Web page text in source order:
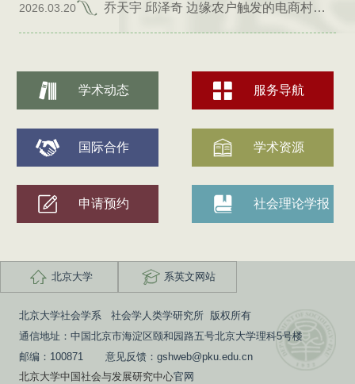
2026.03.20 乔天宇 邱泽奇 边缘农户触发的电商村形成
学术动态 服务导航
国际合作 学术资源
申请预约 社会理论学报
北京大学 系英文网站
北京大学社会学系 社会学人类学研究所 版权所有
通信地址：中国北京市海淀区颐和园路五号北京大学理科5号楼
邮编：100871 意见反馈：gshweb@pku.edu.cn
北京大学中国社会与发展研究中心官网